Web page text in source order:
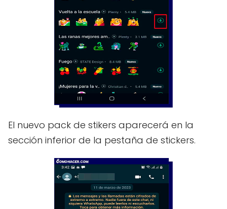
El nuevo pack de stikers aparecerá en la
sección inferior de la pestaña de stickers.